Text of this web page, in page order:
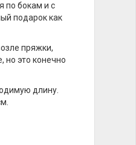
по бокам и с
подарок как
пряжки,
но это конечно
длину.